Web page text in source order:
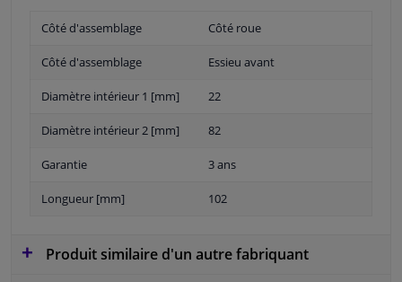
Côté d'assemblage Côté roue
Côté d'assemblage Essieu avant
Diamètre intérieur 1 [mm] 22
Diamètre intérieur 2 [mm] 82
Garantie 3 ans
Longueur [mm] 102
Produit similaire d'un autre fabriquant